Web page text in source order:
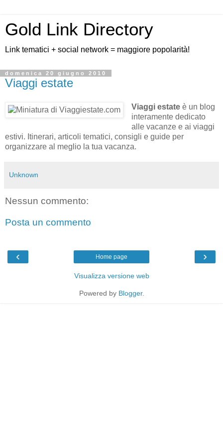
Gold Link Directory
Link tematici + social network = maggiore popolarità!
domenica 20 giugno 2010
Viaggi estate
Viaggi estateè un blog
interamente dedicato
alle vacanze e ai viaggi
estivi. Itinerari, articoli tematici, consigli e guide per
organizzare al meglio la tua vacanza.
Unknown
Nessun commento:
Posta un commento
‹ ›
Home page
Visualizza versione web
Powered by Blogger.